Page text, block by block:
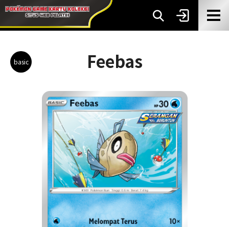
basic Feebas